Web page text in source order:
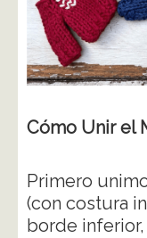
Cómo Unir el
Primero
(con costura
borde inferior,